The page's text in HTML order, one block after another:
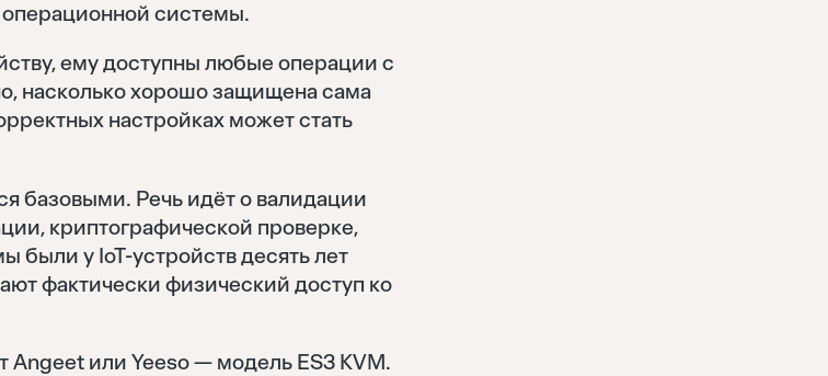
операционной системы.
ему доступны любые операции с
насколько хорошо защищена сама
настройках может стать
базовыми. Речь идёт о валидации
криптографической проверке,
были у IoT-устройств десять лет
фактически физический доступ ко
или Yeeso — модель ES3 KVM.